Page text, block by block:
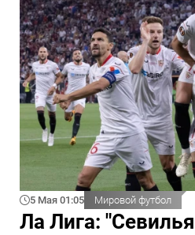
5 Мая 01:05 Мировой футбол
Ла Лига: